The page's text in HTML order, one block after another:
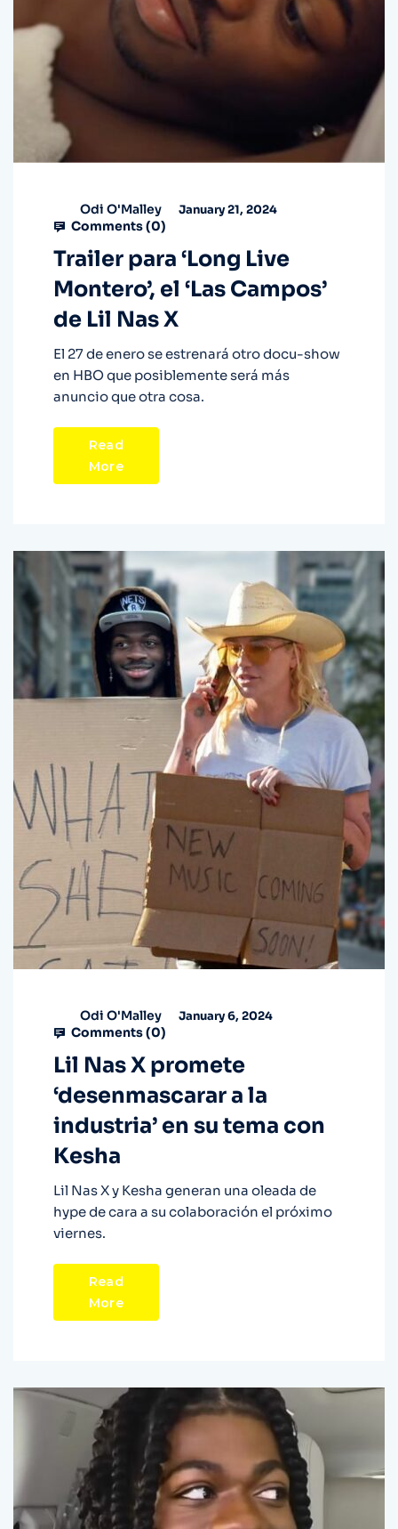
Odi O'Malley January 21, 2024
Comments (0)
Trailer para ‘Long Live
Montero’, el ‘Las Campos’
de Lil Nas X
El 27 de enero se estrenará otro docu-show
en HBO que posiblemente será más
anuncio que otra cosa.
Read
More
Odi O'Malley January 6, 2024
Comments (0)
Lil Nas X promete
‘desenmascarar a la
industria’ en su tema con
Kesha
Lil Nas X y Kesha generan una oleada de
hype de cara a su colaboración el próximo
viernes.
Read
More